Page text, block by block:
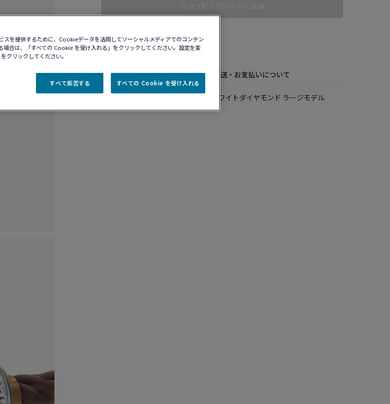
ショッピングバッグに追加
ブティックの在庫を確認する​
商品説明 詳細​ お手入れ方法 配送・お支払いについて
18Kホワイトゴールド、ブラック＆ホワイトダイヤモンド ラージモデル
スを提供するために、Cookieデータを活用してソーシャルメディアでのコンテン
場合は、「すべての Cookie を受け入れる」をクリックしてください。設定を変
クリックしてください。
すべて拒否する すべての Cookie を受け入れる